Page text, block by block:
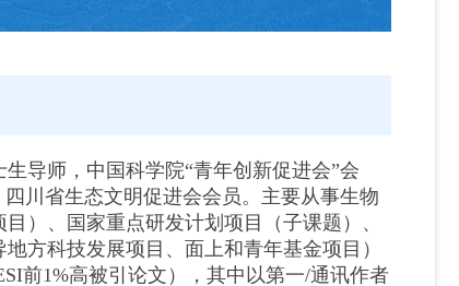
导师，中国科学院“青年创新促进会”会
川省生态文明促进会会员。主要从事生物
）、国家重点研发计划项目（子课题）、
方科技发展项目、面上和青年基金项目）
前1%高被引论文），其中以第一/通讯作者